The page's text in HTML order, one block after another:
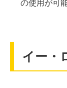
の使用が可
イー・